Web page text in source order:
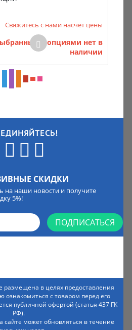
Свяжитесь с нами насчёт цены
опциями нет в
наличии
СКИДКИ
на наши новости и получите
5%!
ПОДПИСАТЬСЯ
размещена в целях предоставления
ознакомиться с товаром перед его
публичной офертой (статья 437 ГК
РФ).
может обновляться в течение